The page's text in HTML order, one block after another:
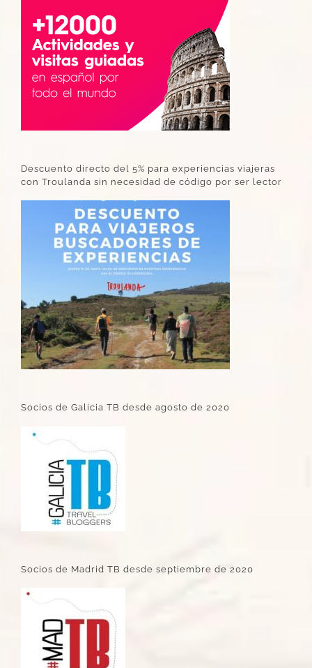
Descuento directo del 5% para experiencias viajeras
con Troulanda sin necesidad de código por ser lector
Socios de Galicia TB desde agosto de 2020
Socios de Madrid TB desde septiembre de 2020